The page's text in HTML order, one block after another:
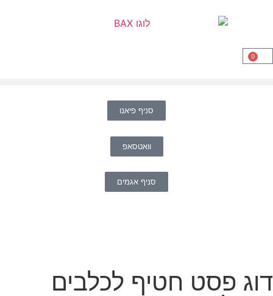
0
סניף פיאנו
וואטסאפ
סניף אגמים
דוג פסט חטיף לכלבים